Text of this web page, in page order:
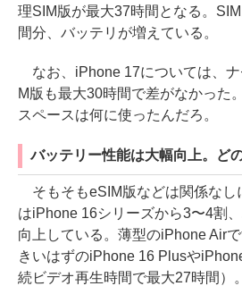
理SIM版が最大37時間となる。
間分、バッテリが増えている。
なお、iPhone 17については、ナ
M版も最大30時間で差がなかった
スペースは何に使ったんだろ。
バッテリー性能は大幅向上。ど
そもそもeSIM版などは関係なし
はiPhone 16シリーズから3〜4割
向上している。薄型のiPhone Air
きいはずのiPhone 16 Plusや
続ビデオ再生時間で最大27時間）。